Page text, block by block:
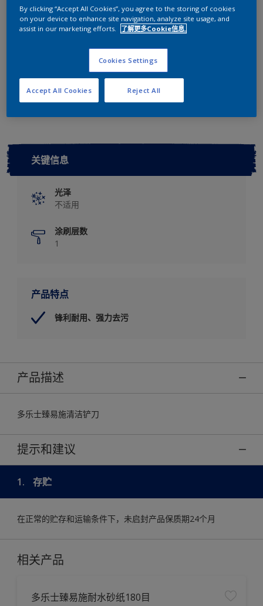
数量
添加到工作区
关键信息
光泽
不适用
涂刷层数
1
产品特点
锋利耐用、强力去污
产品描述
多乐士臻易施清洁铲刀
提示和建议
1. 存贮
在正常的贮存和运输条件下，未启封产品保质期24个月
相关产品
多乐士臻易施耐水砂纸180目
By clicking “Accept All Cookies”, you agree to the storing of cookies
on your device to enhance site navigation, analyze site usage, and
assist in our marketing efforts.
了解更多Cookie信息.
Cookies Settings
Reject All
Accept All Cookies